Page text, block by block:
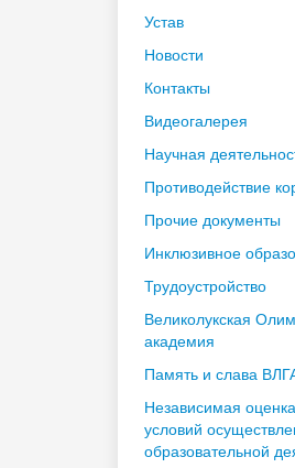
Устав
Новости
Контакты
Видеогалерея
Научная
Противодействие
Прочие документы
Инклюзивное
Трудоустройство
Великолукская
академия
Память и слава
Независимая
условий
образовательной